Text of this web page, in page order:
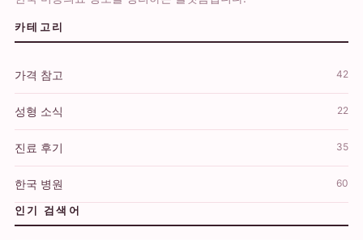
카테고리
가격 참고 42
성형 소식 22
진료 후기 35
한국 병원 60
인기 검색어